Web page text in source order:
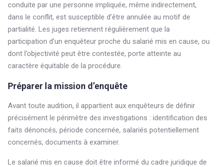
conduite par une personne impliquée, même indirectement,
dans le conflit, est susceptible d’être annulée au motif de
partialité. Les juges retiennent régulièrement que la
participation d’un enquêteur proche du salarié mis en cause, ou
dont l’objectivité peut être contestée, porte atteinte au
caractère équitable de la procédure.
Préparer la mission d’enquête
Avant toute audition, il appartient aux enquêteurs de définir
précisément le périmètre des investigations : identification des
faits dénoncés, période concernée, salariés potentiellement
concernés, documents à examiner.
Le salarié mis en cause doit être informé du cadre juridique de